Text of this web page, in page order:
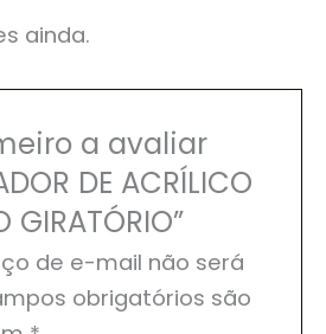
ainda.
a avaliar
DE ACRÍLICO
GIRATÓRIO”
de e-mail não será
obrigatórios são